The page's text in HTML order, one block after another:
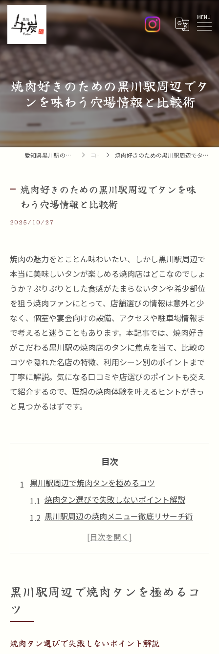
Menu
焼肉好きのための黒川駅周辺でタ
ンを味わう穴場情報と比較術
愛知県黒川駅の焼肉なら焼肉 牛炭 コラム 焼肉好きのための黒川駅周辺でタンを味わう穴場情報と比較術
焼肉好きのための黒川駅周辺でタンを味
わう穴場情報と比較術
2025/10/27
焼肉の魅力をとことん味わいたい、しかし黒川駅周辺で
本当に美味しいタンが楽しめる焼肉店はどこなのでしょ
うか？ぷりぷりとした食感がたまらないタンや希少部位
を狙う焼肉ファンにとって、店舗選びの情報は意外と少
なく、個室や宴会向けの設備、アクセスや駐車場情報ま
で考えると迷うこともあります。本記事では、焼肉好き
がこだわる黒川駅の焼肉店のタンに焦点を当て、比較の
コツや隠れた名店の特徴、利用シーン別のポイントまで
丁寧に解説。気になる口コミや店選びのポイントも交え
て紹介するので、理想の焼肉体験を叶えるヒントがきっ
と見つかるはずです。
目次
黒川駅周辺で焼肉タンを極めるコツ
焼肉タン選びで失敗しないポイント解説
黒川駅周辺の焼肉メニュー徹底リサーチ術
焼肉店のタン食べ比べで味の違いを知る
焼肉タンの食感と旨みを最大限に味わうコ
焼肉店ごとのタンの味比べポイント紹介
黒川駅周辺で焼肉タンを極めるコ
ツ
焼肉タン選びで失敗しないポイント解説